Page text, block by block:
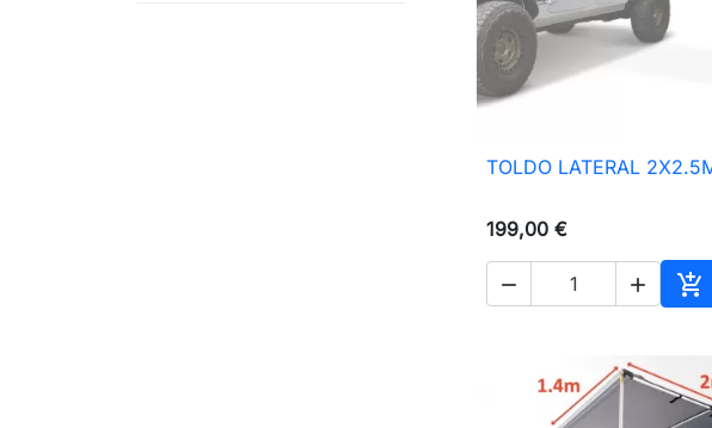
 Vista rápida
TOLDO LATERAL
199,00 €
  